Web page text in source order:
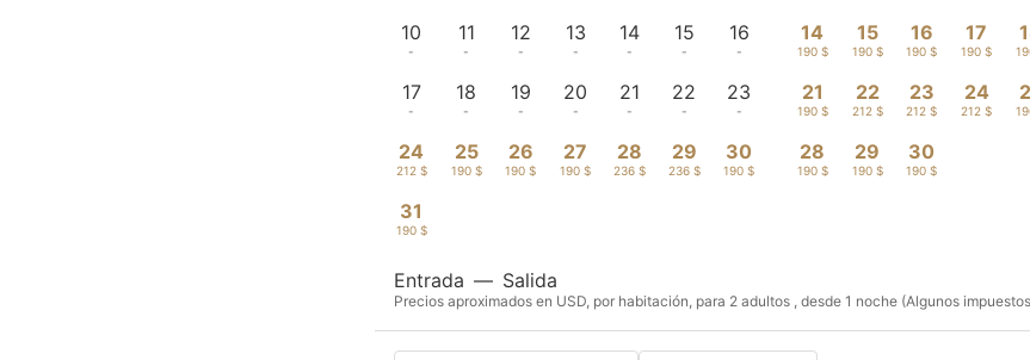
10
-
11
-
12
-
13
-
14
-
15
-
16
-
17
-
18
-
19
-
20
-
21
-
22
-
23
-
24
212 $
25
190 $
26
190 $
27
190 $
28
236 $
29
236 $
30
190 $
31
190 $
14
190 $
15
190 $
16
190 $
17
190 $
21
190 $
22
212 $
23
212 $
24
212 $
28
190 $
29
190 $
30
190 $
Entrada — Salida
Precios aproximados en USD, por habitación, para 2 adultos , desde 1 noche (Algunos